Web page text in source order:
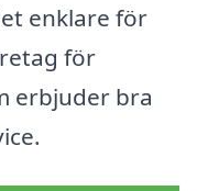
enklare för
för
erbjuder bra